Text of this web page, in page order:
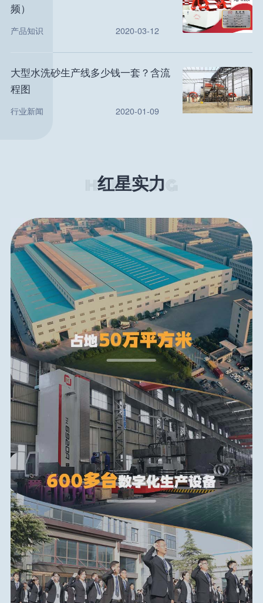
频）
产品知识 2020-03-12
大型水洗砂生产线多少钱一套？含流
程图
行业新闻 2020-01-09
红星实力